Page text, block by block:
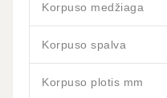
Korpuso medžiaga
Korpuso spalva
Korpuso plotis mm